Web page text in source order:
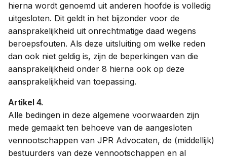
hierna wordt genoemd uit anderen hoofde is volledig
uitgesloten. Dit geldt in het bijzonder voor de
aansprakelijkheid uit onrechtmatige daad wegens
beroepsfouten. Als deze uitsluiting om welke reden
dan ook niet geldig is, zijn de beperkingen van die
aansprakelijkheid onder 8 hierna ook op deze
aansprakelijkheid van toepassing.
Artikel 4.
Alle bedingen in deze algemene voorwaarden zijn
mede gemaakt ten behoeve van de aangesloten
vennootschappen van JPR Advocaten, de (middellijk)
bestuurders van deze vennootschappen en al